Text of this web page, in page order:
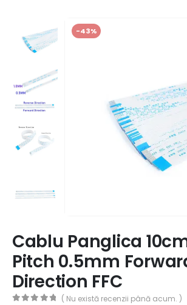
-43%
Cablu Panglica
Pitch 0.5mm
Direction FFC
( Nu există recenzii până acum. )